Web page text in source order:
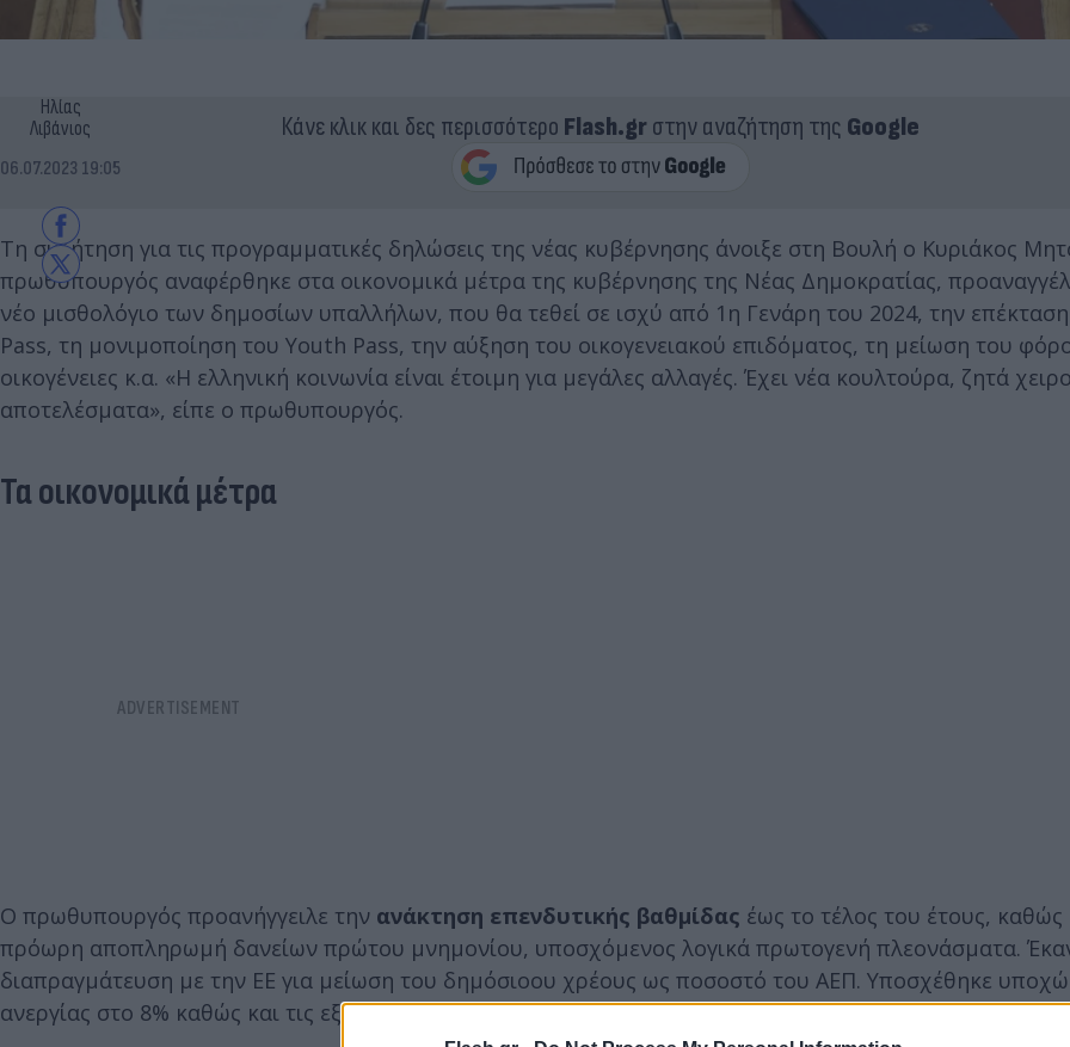
Ηλίας
Λιβάνιος
06.07.2023 19:05
Κάνε κλικ και δες περισσότερο Flash.grστην αναζήτηση της Google
Τη συζήτηση για τις προγραμματικές δηλώσεις της νέας κυβέρνησης άνοιξε στη Βουλή ο Κυριάκος
πρωθυπουργός αναφέρθηκε στα οικονομικά μέτρα της κυβέρνησης της Νέας Δημοκρατίας,
νέο μισθολόγιο των δημοσίων υπαλλήλων, που θα τεθεί σε ισχύ από 1η Γενάρη του 2024, την
Pass, τη μονιμοποίηση του Youth Pass, την αύξηση του οικογενειακού επιδόματος, τη μείωση του
οικογένειες κ.α. «Η ελληνική κοινωνία είναι έτοιμη για μεγάλες αλλαγές. Έχει νέα κουλτούρα, ζητά
αποτελέσματα», είπε ο πρωθυπουργός.
Τα οικονομικά μέτρα
Ο πρωθυπουργός προανήγγειλε την ανάκτηση επενδυτικής βαθμίδας έως το τέλος του έτους, καθώς
πρόωρη αποπληρωμή δανείων πρώτου μνημονίου, υποσχόμενος λογικά πρωτογενή πλεονάσματα.
διαπραγμάτευση με την ΕΕ για μείωση του δημόσιοου χρέους ως ποσοστό του ΑΕΠ. Υποσχέθηκε
ανεργίας στο 8% καθώς και τις εξαγωγές στο 60% του ΑΕΠ.